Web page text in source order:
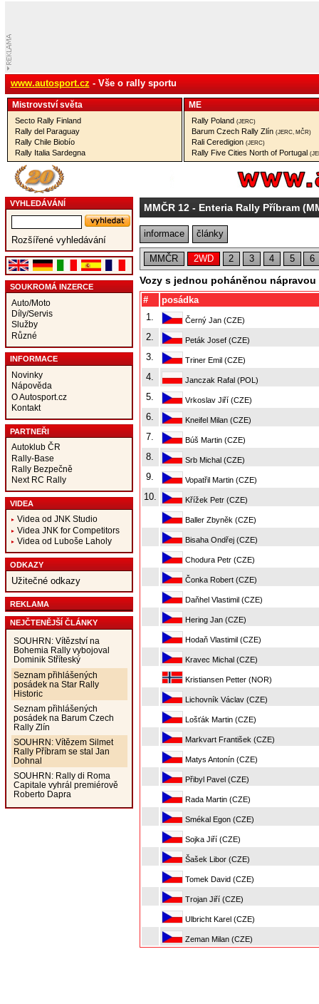
www.autosport.cz - Vše o rally sportu
Mistrovství­ světa
Secto Rally Finland
Rally del Paraguay
Rally Chile Biobío
Rally Italia Sardegna
ME
Rally Poland (JERC)
Barum Czech Rally Zlín (JERC, MČR)
Rali Ceredigion (JERC)
Rally Five Cities North of Portugal
VYHLEDÁVÁNÍ
Rozšířené vyhledávání
SOUKROMÁ INZERCE
Auto/Moto
Díly/Servis
Služby
Různé
INFORMACE
Novinky
Nápověda
O Autosport.cz
Kontakt
PARTNEŘI
Autoklub ČR
Rally-Base
Rally Bezpečně
Next RC Rally
VIDEA
Videa od JNK Studio
Videa JNK for Competitors
Videa od Luboše Laholy
ODKAZY
Užitečné odkazy
REKLAMA
NEJČTENĚJŠÍ ČLÁNKY
SOUHRN: Vítězství na
Bohemia Rally vybojoval
Dominik Stříteský
Seznam přihlášených
posádek na Star Rally
Historic
Seznam přihlášených
posádek na Barum Czech
Rally Zlín
SOUHRN: Vítězem Silmet
Rally Příbram se stal Jan
Dohnal
SOUHRN: Rally di Roma
Capitale vyhrál premiérově
Roberto Dapra
MMČR 12- Enteria Rally Příbram
informace články
MMČR 2WD 2 3 4 5 6
Vozy s jednou poháněnou nápravou
#
posádka
1.
Černý Jan (CZE)
2. Peták Josef (CZE)
3. Triner Emil (CZE)
4. Janczak Rafal (POL)
5. Vrkoslav Jiří (CZE)
6. Kneifel Milan (CZE)
7. Búš Martin (CZE)
8. Srb Michal (CZE)
9. Vopatřil Martin (CZE)
10. Křížek Petr (CZE)
Baller Zbyněk (CZE)
Bisaha Ondřej (CZE)
Chodura Petr (CZE)
Čonka Robert (CZE)
Daňhel Vlastimil (CZE)
Hering Jan (CZE)
Hodaň Vlastimil (CZE)
Kravec Michal (CZE)
Kristiansen Petter (NOR)
Lichovník Václav (CZE)
Lošťák Martin (CZE)
Markvart František (CZE)
Matys Antonín (CZE)
Přibyl Pavel (CZE)
Rada Martin (CZE)
Smékal Egon (CZE)
Sojka Jiří (CZE)
Šašek Libor (CZE)
Tomek David (CZE)
Trojan Jiří (CZE)
Ulbricht Karel (CZE)
Zeman Milan (CZE)